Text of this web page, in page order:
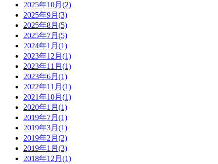
2025年10月(2)
2025年9月(3)
2025年8月(5)
2025年7月(5)
2024年1月(1)
2023年12月(1)
2023年11月(1)
2023年6月(1)
2022年11月(1)
2021年10月(1)
2020年1月(1)
2019年7月(1)
2019年3月(1)
2019年2月(2)
2019年1月(3)
2018年12月(1)